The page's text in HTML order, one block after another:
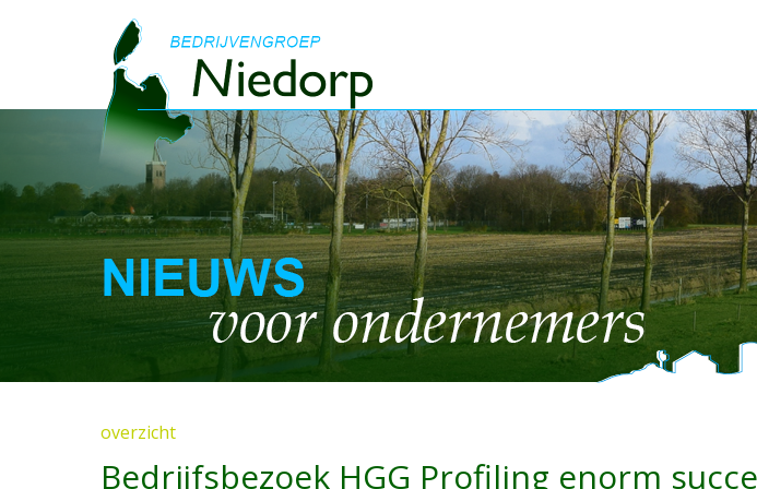
overzicht
Bedrijfsbezoek HGG Profiling enorm